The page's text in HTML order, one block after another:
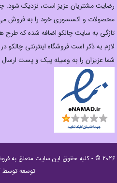
رضایت مشتریان عزیز است، نزدیک شود.
محصولات و اکسسوری خود را به فروش
تازگی به سایت چالکو اضافه شده که
لازم به ذکر است فروشگاه اینترنتی چالکو
شما عزیزان را به وسیله پیک و پست ارسال
2026 © - کلیه حقوق این سایت متعلق به
توسعه توسط